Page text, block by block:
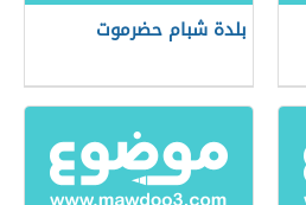
بلدة شبام حضرموت